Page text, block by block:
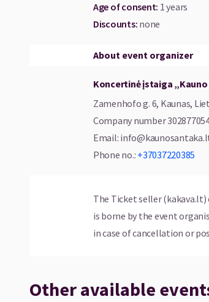
Šiuolaikinės
ŠARŪNAS GEDVILAS – Muilas
Idėjos ir scenarijaus autoriai
Kostiumų dailininkė – Daiva
Scenografijos autorius –
Age of consent: 1 years
Discounts: none
About event organizer
Koncertinė įstaiga
Zamenhofo g. 6, Kaunas,
Company number
Email:
Phone no.: +37037220385
The Ticket seller
is borne by the event
in case of cancellation or
Other available